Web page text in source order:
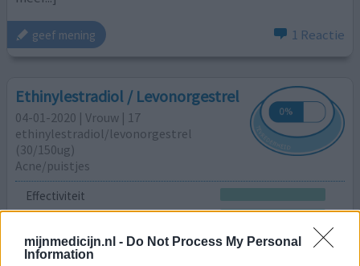
mijnmedicijn.nl - Do Not Process My Personal
Information
geef mening 1 Reactie
Ethinylestradiol / Levonorgestrel
04-01-2020 | Vrouw | 17
ethinylestradiol/levonorgestrel
(30/150ug)
Acne/puistjes
Effectiviteit
Hoeveelheid bijwerkingen
Ik begon deze pil te slikken voor mijn acne, nou dit was